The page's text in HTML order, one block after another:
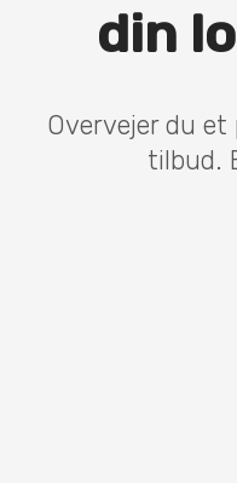
din
Overvejer du
tilbud.